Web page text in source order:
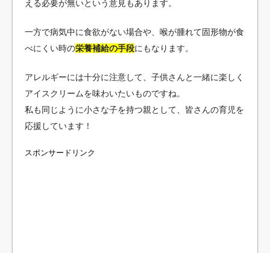
える必要が無いという意見もあります。
一方で病気中に食欲がない場合や、喉が腫れて固形物が食
べにくい時の栄養補給の手段にもなります。
アレルギーには十分に注意して、子供さんと一緒に楽しく
アイスクリームを味わいたいものですね。
私も同じように小さな子を持つ親として、皆さんの育児を
応援しています！
スポンサードリンク